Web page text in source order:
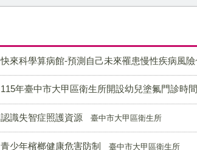
快來科學算病館-預測自己未來罹患慢性疾病風險
115年臺中市大甲區衛生所開設幼兒塗氟門診時
認識失智症照護資源 臺中市大甲區衛生所
青少年檳榔健康危害防制 臺中市大甲區衛生所